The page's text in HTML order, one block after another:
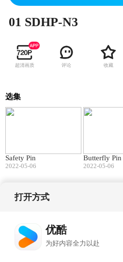
01 SDHP-N3
超清画质 评论 收藏
选集
Safety Pin
2022-05-06
Butterfly Pin
2022-05-06
打开方式
优酷
为好内容全力以赴